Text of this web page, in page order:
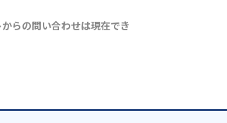
らの問い合わせは現在でき